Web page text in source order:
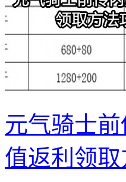
元气骑士
值返利领